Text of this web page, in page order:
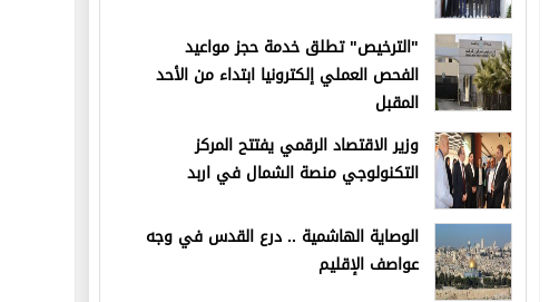
"الترخيص" تطلق خدمة حجز مواعيد
الفحص العملي إلكترونيا ابتداء من الأحد
المقبل
وزير الاقتصاد الرقمي يفتتح المركز
التكنولوجي منصة الشمال في اربد
الوصاية الهاشمية .. درع القدس في وجه
عواصف الإقليم